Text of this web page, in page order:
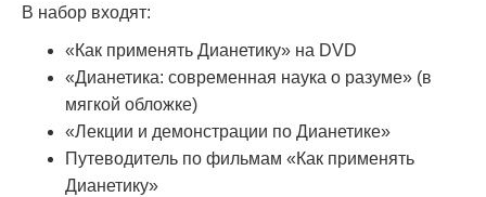
В набор входят:
«Как применять Дианетику» на DVD
«Дианетика: современная наука о разуме» (в
мягкой обложке)
«Лекции и демонстрации по Дианетике»
Путеводитель по фильмам «Как применять
Дианетику»